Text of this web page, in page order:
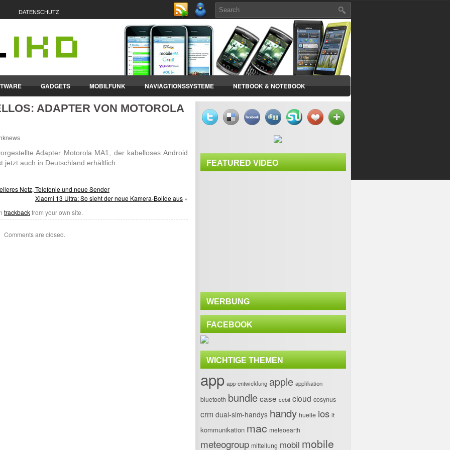
DATENSCHUTZ
GADGETS MOBILFUNK NAVIAGTIONSSYSTEME NETBOOK & NOTEBOOK
PCS VERTRÄGE & TARIFE
ADAPTER VON MOTOROLA
Adapter Moto­rola MA1, der kabel­loses Android
jetzt auch in Deutsch­land erhält­lich.
Netz, Telefonie und neue Sender
Xiaomi 13 Ultra: So sieht der neue Kamera-Bolide aus »
trackbackfrom your own site.
Comments are closed.
FEATURED VIDEO
WERBUNG
FACEBOOK
WICHTIGE THEMEN
app app-entwicklung apple applikation
bluetooth bundlecase cebit cloud cosynus
crm dual-sim-handys handy huelle ios it
kommunikation mac meteoearth
meteogroup mitteilung mobil mobile